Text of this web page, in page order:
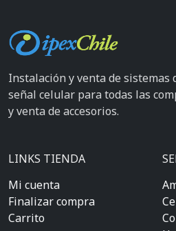
Instalación y venta de sistemas
señal celular para todas las
y venta de accesorios.
LINKS TIENDA
Mi cuenta
Finalizar compra
Carrito